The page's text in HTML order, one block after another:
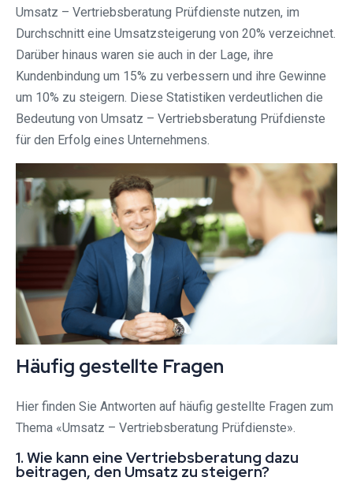
Umsatz – Vertriebsberatung Prüfdienste nutzen, im
Durchschnitt eine Umsatzsteigerung von 20% verzeichnet.
Darüber hinaus waren sie auch in der Lage, ihre
Kundenbindung um 15% zu verbessern und ihre Gewinne
um 10% zu steigern. Diese Statistiken verdeutlichen die
Bedeutung von Umsatz – Vertriebsberatung Prüfdienste
für den Erfolg eines Unternehmens.
Häufig gestellte Fragen
Hier finden Sie Antworten auf häufig gestellte Fragen zum
Thema «Umsatz – Vertriebsberatung Prüfdienste».
1. Wie kann eine Vertriebsberatung dazu
beitragen, den Umsatz zu steigern?